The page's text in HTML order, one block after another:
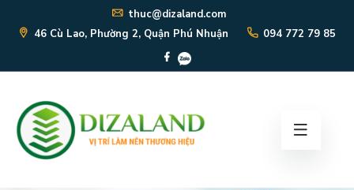
thuc@dizaland.com
46 Cù Lao, Phường 2, Quận Phú Nhuận
094 772 79 85